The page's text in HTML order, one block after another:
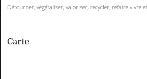
Détourner, végétaliser, valoriser, recycler, refaire vivre
Carte